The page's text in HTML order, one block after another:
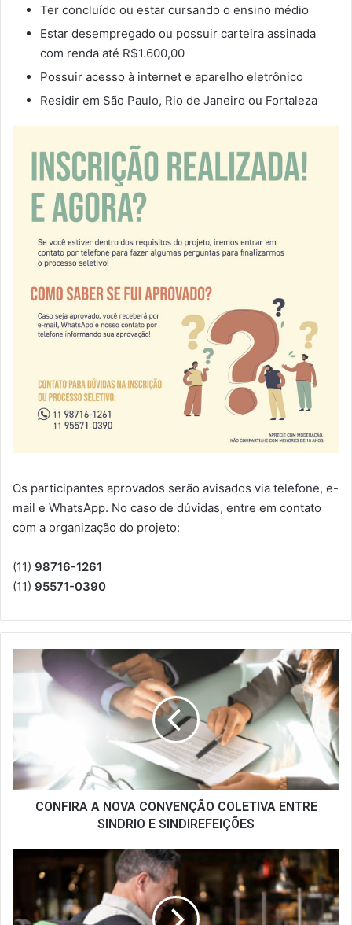
Ter concluído ou estar cursando o ensino médio
Estar desempregado ou possuir carteira assinada
com renda até R$1.600,00
Possuir acesso à internet e aparelho eletrônico
Residir em São Paulo, Rio de Janeiro ou Fortaleza
Os participantes aprovados serão avisados via telefone, e-
mail e WhatsApp. No caso de dúvidas, entre em contato
com a organização do projeto:
(11) 98716-1261
(11) 95571-0390
CONFIRA
A
ENTRE
E
SINDIREFEIÇÕES
CONFIRA A NOVA CONVENÇÃO COLETIVA ENTRE
SINDRIO E SINDIREFEIÇÕES
PREFEITURA
LANÇA
APLICATIVO
DELIVERY